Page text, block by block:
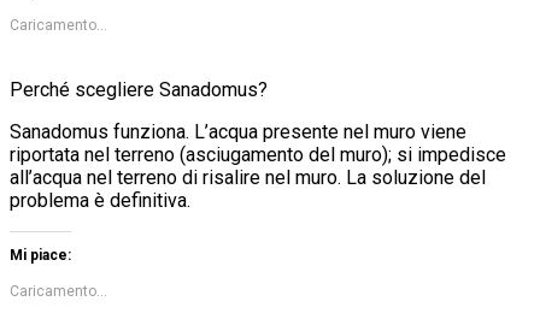
Caricamento...
Perché scegliere Sanadomus?
Sanadomus funziona. L’acqua presente nel muro viene
riportata nel terreno (asciugamento del muro); si impedisce
all’acqua nel terreno di risalire nel muro. La soluzione del
problema è definitiva.
Mi piace:
Caricamento...